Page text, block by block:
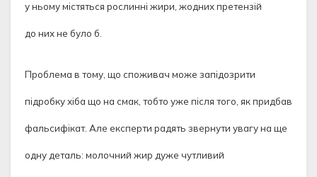
у ньому містяться рослинні жири, жодних претензій
до них не було б.
Проблема в тому, що споживач може запідозрити
підробку хіба що на смак, тобто уже після того, як придбав
фальсифікат. Але експерти радять звернути увагу на ще
одну деталь: молочний жир дуже чутливий